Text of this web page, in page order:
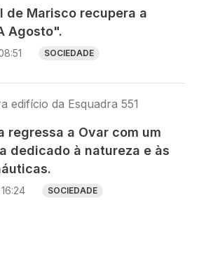
de Marisco recupera a
Agosto".
SOCIEDADE
regressa a Ovar com um
dedicado à natureza e às
16:24 SOCIEDADE